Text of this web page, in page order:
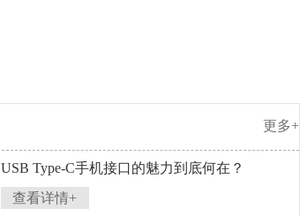
更多+
USB Type-C手机接口的魅力到底何在？
查看详情+